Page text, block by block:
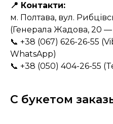
📍 Контакти:
м. Полтава, вул.
(Генерала Жадова, 20 —
📞 +38 (067) 626-26-55
WhatsApp)
📞 +38 (050) 404-26-55
С букетом